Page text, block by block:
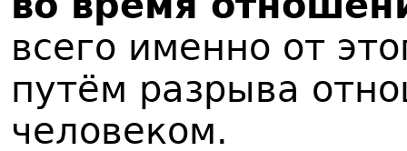
всего именно от
путём разрыва
человеком.